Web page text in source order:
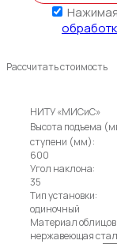
Рассчитать стоимость
НИТУ «МИСиС»
Высота подъема
ступени (мм):
600
Угол наклона:
35
Тип установки:
одиночный
Материал
нержавеющая